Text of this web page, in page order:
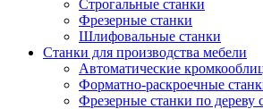
Строгальные станки
Фрезерные станки
Шлифовальные станки
Станки для производства мебели
Автоматические
Форматно-раскроечные
Фрезерные станки по